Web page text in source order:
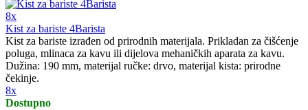
8x
Kist za bariste 4Barista
Kist za bariste izrađen od prirodnih materijala. Prikladan za čišćenje
poluga, mlinaca za kavu ili dijelova mehaničkih aparata za kavu.
Dužina: 190 mm, materijal ručke: drvo, materijal kista: prirodne
čekinje.
8x
Dostupno